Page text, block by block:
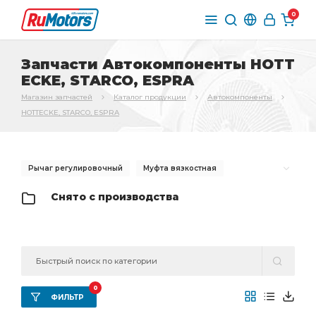
0
Запчасти Автокомпоненты HOTT
ECKE, STARCO, ESPRA
Магазин запчастей Каталог продукции
Автокомпоненты
HOTTECKE, STARCO, ESPRA
Рычаг регулировочный Муфта вязкостная
Муфта вязкостная без крыльчатки
вязкостная в сборе
Снято с производства
ФИЛЬТР
0